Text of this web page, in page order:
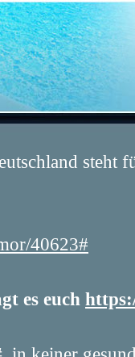
steht
40623#
es euch